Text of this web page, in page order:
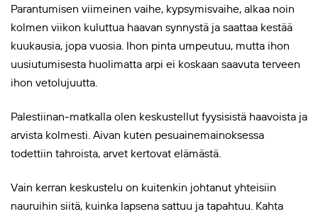
Parantumisen viimeinen vaihe, kypsymisvaihe, alkaa noin
kolmen viikon kuluttua haavan synnystä ja saattaa kestää
kuukausia, jopa vuosia. Ihon pinta umpeutuu, mutta ihon
uusiutumisesta huolimatta arpi ei koskaan saavuta terveen
ihon vetolujuutta.
Palestiinan-matkalla olen keskustellut fyysisistä haavoista ja
arvista kolmesti. Aivan kuten pesuainemainoksessa
todettiin tahroista, arvet kertovat elämästä.
Vain kerran keskustelu on kuitenkin johtanut yhteisiin
nauruihin siitä, kuinka lapsena sattuu ja tapahtuu. Kahta